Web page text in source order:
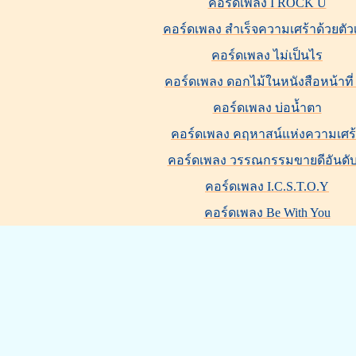
คอร์ดเพลง I ROCK U
คอร์ดเพลง สำเร็จความเศร้าด้วยตัว
คอร์ดเพลง ไม่เป็นไร
คอร์ดเพลง ดอกไม้ในหนังสือหน้าที่
คอร์ดเพลง บ่อน้ำตา
คอร์ดเพลง คฤหาสน์แห่งความเศ
คอร์ดเพลง วรรณกรรมขายดีอันดับ
คอร์ดเพลง I.C.S.T.O.Y
คอร์ดเพลง Be With You